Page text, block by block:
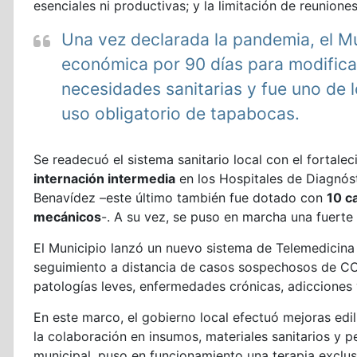
esenciales ni productivas; y la limitación de
Una vez declarada la pandemia, el
económica por 90 días para
necesidades sanitarias y fue uno de
uso obligatorio de tapabocas.
Se readecuó el sistema sanitario local con el
internación intermedia en los Hospitales de
Benavídez –este último también fue dotado con 10
mecánicos-. A su vez, se puso en marcha una
El Municipio lanzó un nuevo sistema de
seguimiento a distancia de casos sospechosos de
patologías leves, enfermedades crónicas,
En este marco, el gobierno local efectuó mejoras
la colaboración en insumos, materiales sanitarios y